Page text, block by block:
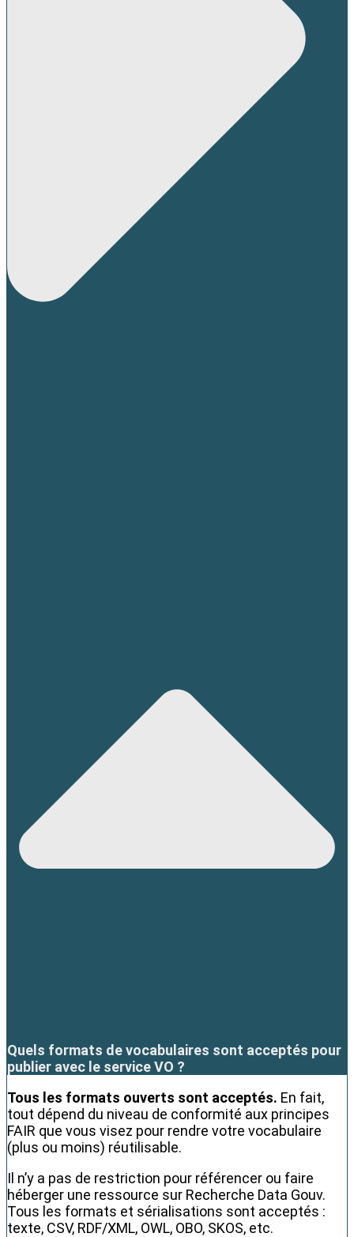
Quels formats de vocabulaires sont acceptés pour
publier avec le service VO ?
Tous les formats ouverts sont acceptés. En fait,
tout dépend du niveau de conformité aux principes
FAIR que vous visez pour rendre votre vocabulaire
(plus ou moins) réutilisable.
Il n’y a pas de restriction pour référencer ou faire
héberger une ressource sur Recherche Data Gouv.
Tous les formats et sérialisations sont acceptés :
texte, CSV, RDF/XML, OWL, OBO, SKOS, etc.